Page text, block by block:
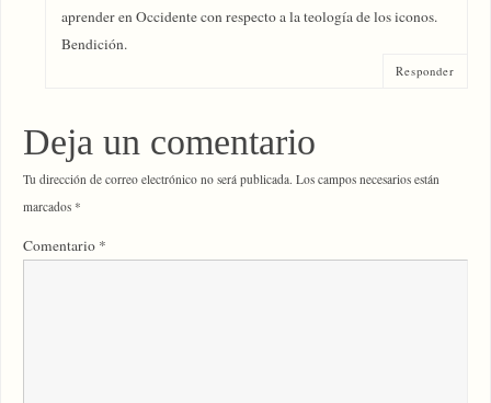
aprender en Occidente con respecto a la teología de los iconos.
Bendición.
Responder
Deja un comentario
Tu dirección de correo electrónico no será publicada. Los campos necesarios están
marcados *
Comentario *